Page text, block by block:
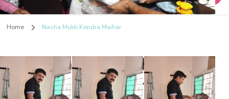
Shuddhi Nasha
Mukti Kendra
Nasha Mukti Evam Punarvas Kendra
Home Nasha Mukti Kendra Maihar
Nasha Mukti Kendra
Maihar